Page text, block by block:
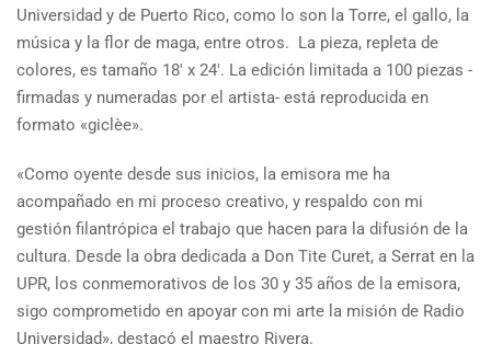
Universidad y de Puerto Rico, como lo son la Torre, el gallo, la
música y la flor de maga, entre otros. La pieza, repleta de
colores, es tamaño 18′ x 24′. La edición limitada a 100 piezas -
firmadas y numeradas por el artista- está reproducida en
formato «giclèe».
«Como oyente desde sus inicios, la emisora me ha
acompañado en mi proceso creativo, y respaldo con mi
gestión filantrópica el trabajo que hacen para la difusión de la
cultura. Desde la obra dedicada a Don Tite Curet, a Serrat en la
UPR, los conmemorativos de los 30 y 35 años de la emisora,
sigo comprometido en apoyar con mi arte la misión de Radio
Universidad», destacó el maestro Rivera.